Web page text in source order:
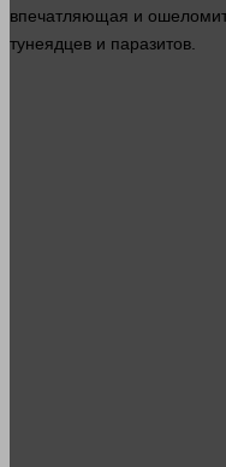
впечатляющая и
тунеядцев и паразитов.